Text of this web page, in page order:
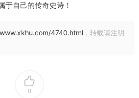
于自己的传奇史诗！
4740.html ，转载请注明
0